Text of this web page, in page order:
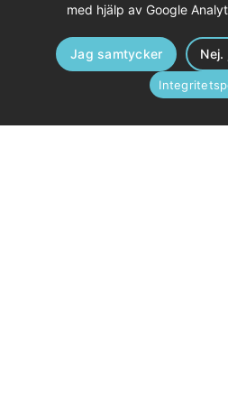
med hjälp av Google
Jag samtycker